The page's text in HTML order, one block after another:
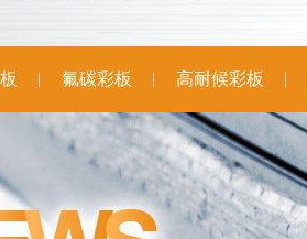
氟碳彩板 高耐候彩板